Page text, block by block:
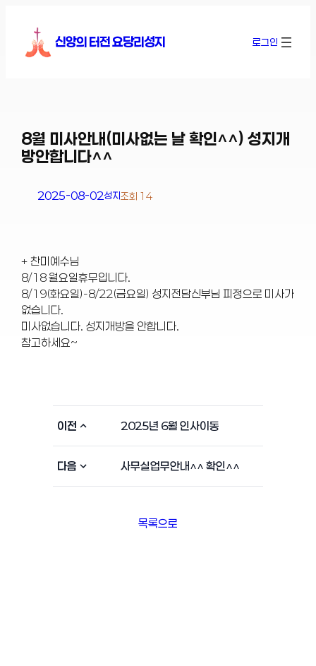
신앙의 터전 요당리성지 로그인
8월 미사안내(미사없는 날 확인^^) 성지개
방안합니다^^
2025-08-02성지조회 14
+ 찬미예수님
8/18 월요일휴무입니다.
8/19(화요일)-8/22(금요일) 성지전담신부님 피정으로 미사가
없습니다.
미사없습니다. 성지개방을 안합니다.
참고하세요~
이전 2025년 6월 인사이동
다음 사무실업무안내^^ 확인^^
목록으로